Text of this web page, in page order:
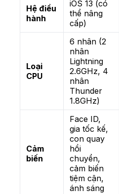
Hệ điều
hành
iOS 13 (có
thể nâng
cấp)
Loại
CPU
6 nhân (2
nhân
Lightning
2.6GHz, 4
nhân
Thunder
1.8GHz)
Cảm
biến
Face ID,
gia tốc kế,
con quay
hồi
chuyển,
cảm biến
tiệm cận,
ánh sáng